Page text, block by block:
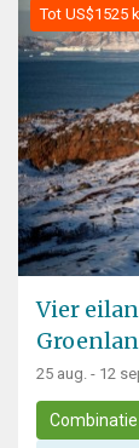
Tot US$1525
Vier
25 aug. - 12
Combinatie